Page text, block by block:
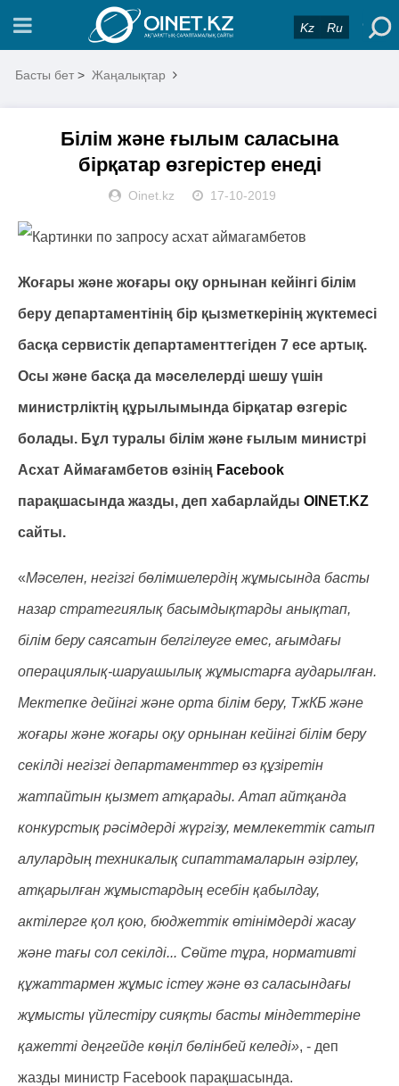
Kz Ru
Басты бет > Жаңалықтар
Білім және ғылым саласына
бірқатар өзгерістер енеді
Oinet.kz 17-10-2019
Жоғары және жоғары оқу орнынан кейінгі білім
беру департаментінің бір қызметкерінің жүктемесі
басқа сервистік департаменттегіден 7 есе артық.
Осы және басқа да мәселелерді шешу үшін
министрліктің құрылымында бірқатар өзгеріс
болады. Бұл туралы білім және ғылым министрі
Асхат Аймағамбетов өзінің Facebook
парақшасында жазды, деп хабарлайды OINET.KZ
сайты.
«Мәселен, негізгі бөлімшелердің жұмысында басты
назар стратегиялық басымдықтарды анықтап,
білім беру саясатын белгілеуге емес, ағымдағы
операциялық-шаруашылық жұмыстарға аударылған.
Мектепке дейінгі және орта білім беру, ТжКБ және
жоғары және жоғары оқу орнынан кейінгі білім беру
секілді негізгі департаменттер өз құзіретін
жатпайтын қызмет атқарады. Атап айтқанда
конкурстық рәсімдерді жүргізу, мемлекеттік сатып
алулардың техникалық сипаттамаларын әзірлеу,
атқарылған жұмыстардың есебін қабылдау,
актілерге қол қою, бюджеттік өтінімдерді жасау
және тағы сол секілді... Сөйте тұра, нормативті
құжаттармен жұмыс істеу және өз саласындағы
жұмысты үйлестіру сияқты басты міндеттеріне
қажетті деңгейде көңіл бөлінбей келеді», - деп
жазды министр Facebook парақшасында.